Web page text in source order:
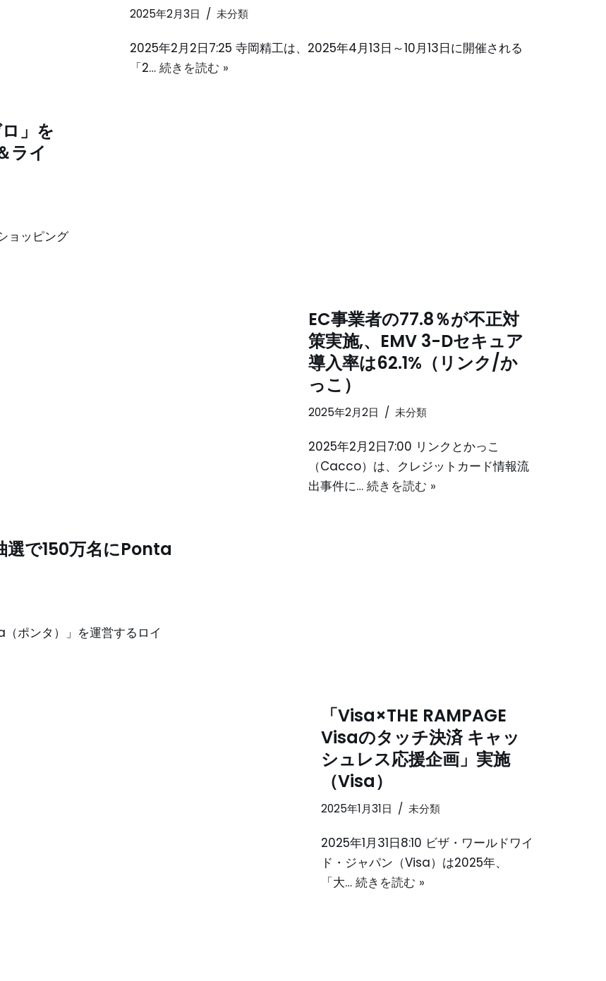
2025年2月3日 未分類
2025年2月2日7:25 寺岡精工は、2025年4月13日～10月13日に開催される
「2… 続きを読む »
」を
ライ
ョッピング
EC事業者の77.8％が不正対
策実施,、EMV 3-Dセキュア
導入率は62.1%（リンク/か
っこ）
2025年2月2日 未分類
2025年2月2日7:00 リンクとかっこ
（Cacco）は、クレジットカード情報流
出事件に… 続きを読む »
選で150万名にPonta
ポンタ）」を運営するロイ
「Visa×THE RAMPAGE
Visaのタッチ決済 キャッ
シュレス応援企画」実施
（Visa）
2025年1月31日 未分類
2025年1月31日8:10 ビザ・ワールドワイ
ド・ジャパン（Visa）は2025年、
「大… 続きを読む »